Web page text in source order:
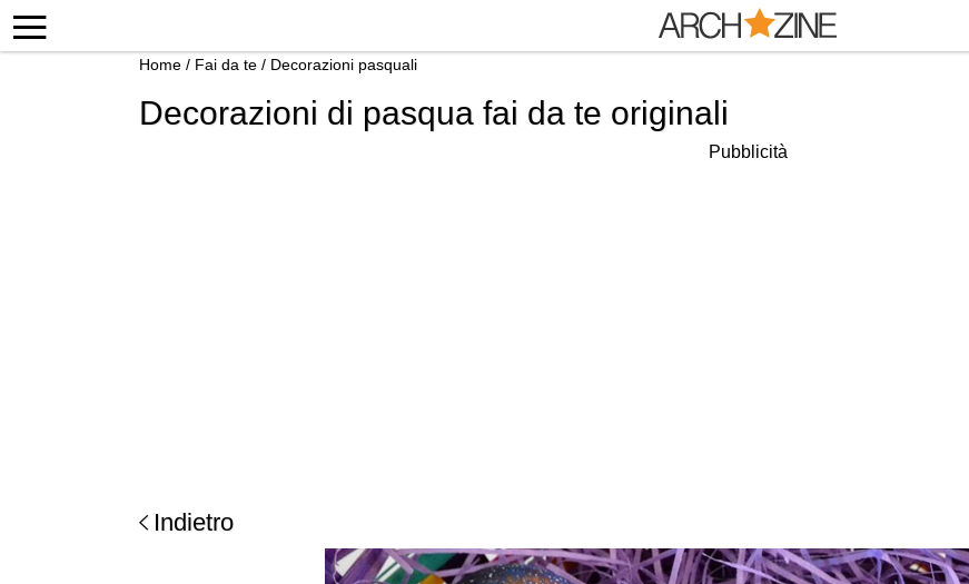
Home / Fai da te / Decorazioni pasquali
Decorazioni di pasqua fai da te originali
Pubblicità
Indietro